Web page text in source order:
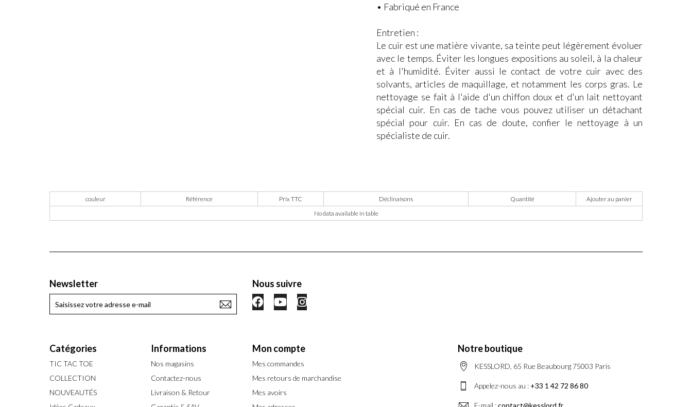
• Fabriqué en France
Entretien :
Le cuir est une matière vivante, sa teinte peut légèrement évoluer
avec le temps. Éviter les longues expositions au soleil, à la chaleur
et à l'humidité. Éviter aussi le contact de votre cuir avec des
solvants, articles de maquillage, et notamment les corps gras. Le
nettoyage se fait à l'aide d'un chiffon doux et d'un lait nettoyant
spécial cuir. En cas de tache vous pouvez utiliser un détachant
spécial pour cuir. En cas de doute, confier le nettoyage à un
spécialiste de cuir.
couleur Référence Prix TTC Déclinaisons Quantité
Ajouter au panier
No data available in table
Newsletter Nous suivre
Catégories
TIC TAC TOE
COLLECTION
NOUVEAUTÉS
Informations
Nos magasins
Contactez-nous
Livraison & Retour
Mon compte
Mes commandes
Mes retours de marchandise
Mes avoirs
Notre boutique
KESSLORD, 65 Rue Beaubourg 75003 Paris
Appelez-nous au : +33 1 42 72 86 80